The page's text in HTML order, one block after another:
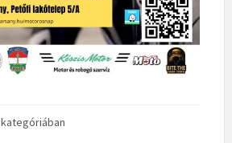
kategóriában